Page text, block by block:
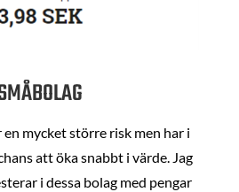
en mycket större risk men har i
att öka snabbt i värde. Jag
i dessa bolag med pengar